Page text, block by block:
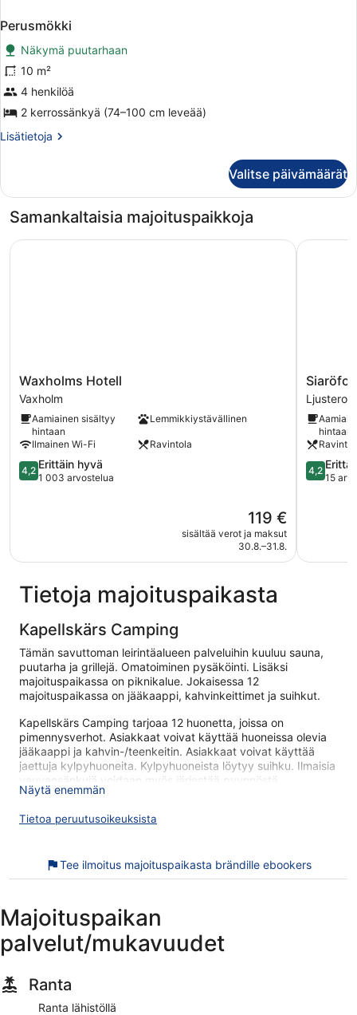
Perusmökki
Näkymä puutarhaan
10 m²
4 henkilöä
2 kerrossänkyä (74–100 cm leveää)
Lisätietoja
Lisätietoja
Valitse päivämäärät
Samankaltaisia majoituspaikkoja
Waxholms
Hotell
Vaxholm
Waxholms Hotell
Vaxholm
Aamiainen sisältyy
hintaan
Lemmikkiystävällinen
Ilmainen Wi-Fi Ravintola
4.2
kautta
4,2 Erittäin hyvä
1 003 arvostelua
Hinta
on
119 €
119 €
sisältää verot ja maksut
30.8.–31.8.
Waxholms Hotell
Ljustero
Ljustero
hintaan
4.2
kautta
4,2
15
Tietoja majoituspaikasta
Kapellskärs Camping
Tämän savuttoman leirintäalueen palveluihin kuuluu sauna,
puutarha ja grillejä. Omatoiminen pysäköinti. Lisäksi
majoituspaikassa on piknikalue. Jokaisessa 12
majoituspaikassa on jääkaappi, kahvinkeittimet ja suihkut.
Kapellskärs Camping tarjoaa 12 huonetta, joissa on
pimennysverhot. Asiakkaat voivat käyttää huoneissa olevia
jääkaappi ja kahvin-/teenkeitin. Asiakkaat voivat käyttää
jaettuja kylpyhuoneita. Kylpyhuoneista löytyy suihku. Ilmaisia
vauvansänkyjä voidaan myös järjestää pyynnöstä.
Seuraavat aktiviteetit ovat saatavilla joko paikan päällä tai
Kapellskärs Camping sijaitsee kävelymatkan päässä
kohteesta Kapellskärin satama. Majoituspaikassa on
(lisämaksusta). Tässä 1,5 tähden leirintäalueessa on 12
majoituspaikkaa. Kaikki majoituspaikat tarjoavat jääkaapit ja
kahvinkeittimet.
kahvinkeittimet ja suihkut
Ilmainen omatoiminen pysäköinti
Näytä enemmän
Tietoa peruutusoikeuksista
Tee ilmoitus majoituspaikasta brändille ebookers
Majoituspaikan
palvelut/mukavuudet
Ranta
Ranta lähistöllä